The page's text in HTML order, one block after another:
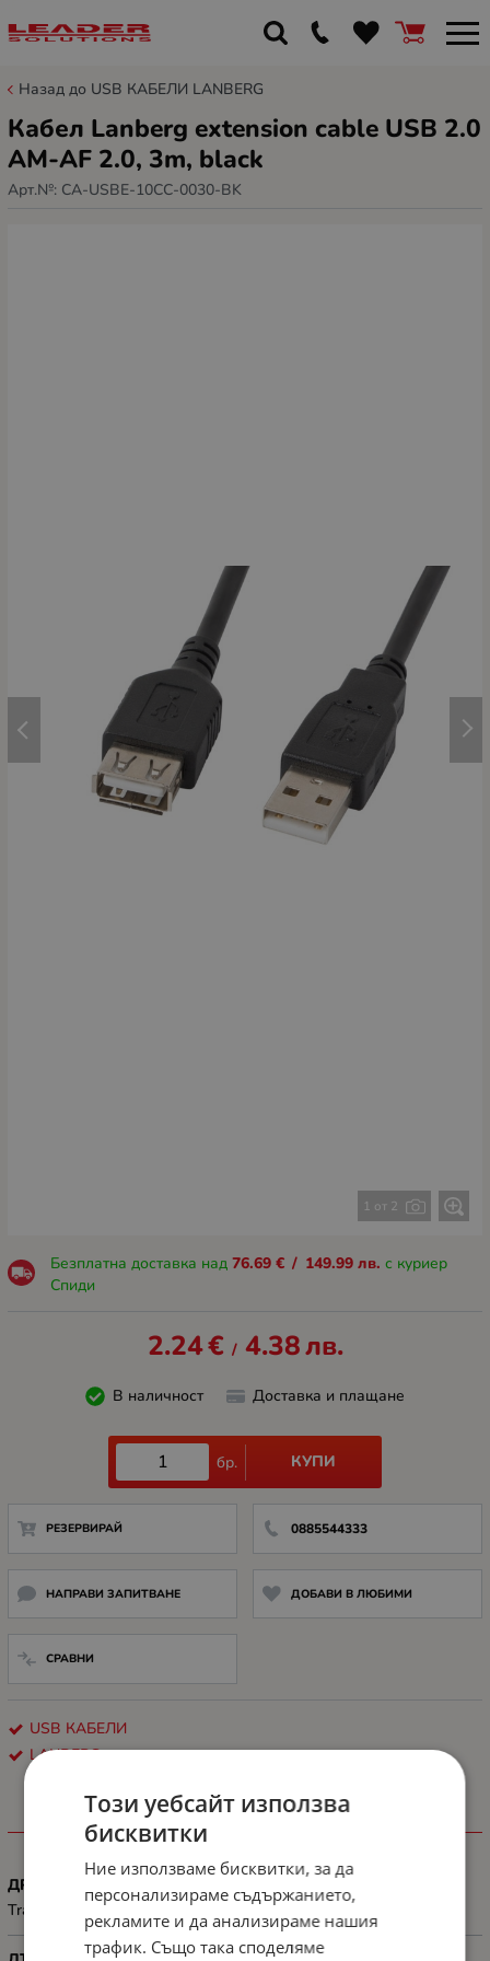
Назад до USB КАБЕЛИ LANBERG
Кабел Lanberg extension cable USB 2.0
AM-AF 2.0, 3m, black
Арт.№: CA-USBE-10CC-0030-BK
1 от 2
Безплатна доставка над 76.69 € / 149.99 лв. с куриер
Спиди
2.24€ / 4.38лв.
В наличност Доставка и плащане
бр. КУПИ
РЕЗЕРВИРАЙ 0885544333
НАПРАВИ ЗАПИТВАНЕ ДОБАВИ В ЛЮБИМИ
СРАВНИ
USB КАБЕЛИ
LANBERG
ХАРАКТЕРИСТИКИ
ДРУГИ
Transmission speed: 480 Mb/s
Този уебсайт използва
бисквитки
Ние използваме бисквитки, за да
персонализираме съдържанието,
рекламите и да анализираме нашия
трафик. Също така споделяме